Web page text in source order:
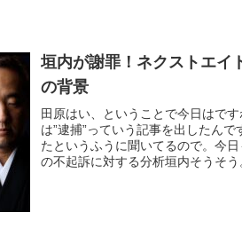
垣内が謝罪！ネクストエイ
の背景
田原はい、ということで今日はで
は”逮捕”っていう記事を出したん
たというふうに聞いてるので。今
の不起訴に対する分析垣内そうそ